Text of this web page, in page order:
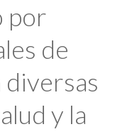
por
de
diversas
y la